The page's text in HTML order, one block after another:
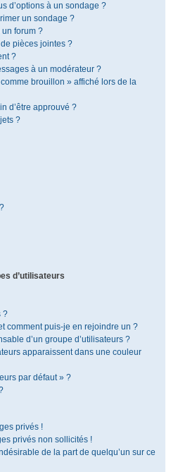
d’options à un sondage ?
un sondage ?
forum ?
pièces jointes ?
?
à un modérateur ?
brouillon » affiché lors de la
d’être approuvé ?
?
d’utilisateurs
?
comment puis-je en rejoindre un ?
d’un groupe d’utilisateurs ?
apparaissent dans une couleur
par défaut » ?
privés !
privés non sollicités !
de la part de quelqu’un sur ce